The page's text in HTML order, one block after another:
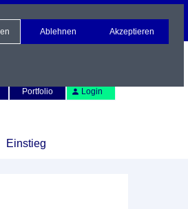
Portfolio Login
Einstieg
Ablehnen Akzeptieren